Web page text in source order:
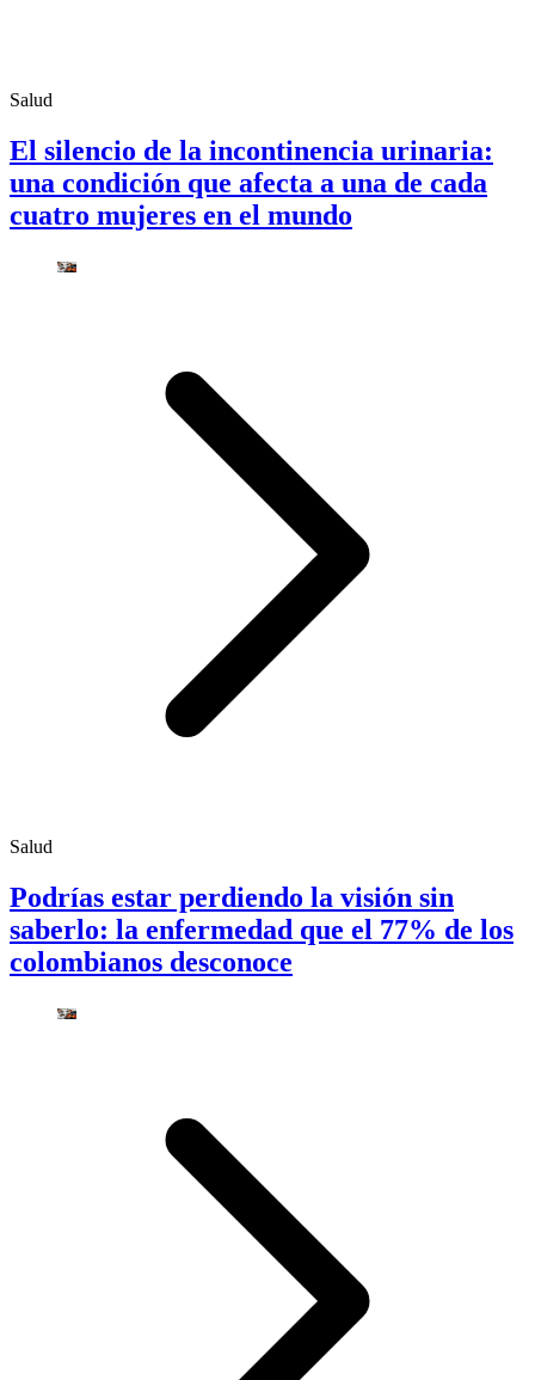
Salud
El silencio de la incontinencia urinaria:
una condición que afecta a una de cada
cuatro mujeres en el mundo
Salud
Podrías estar perdiendo la visión sin
saberlo: la enfermedad que el 77% de los
colombianos desconoce